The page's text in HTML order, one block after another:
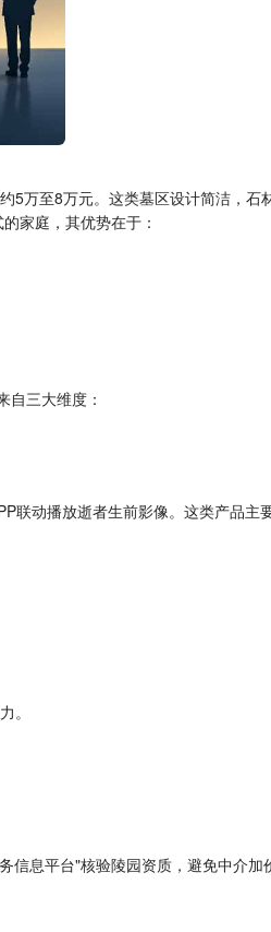
5万至8万元。这类墓区设计简洁，石
家庭，其优势在于：
三大维度：
联动播放逝者生前影像。这类产品主
。
信息平台"核验陵园资质，避免中介加